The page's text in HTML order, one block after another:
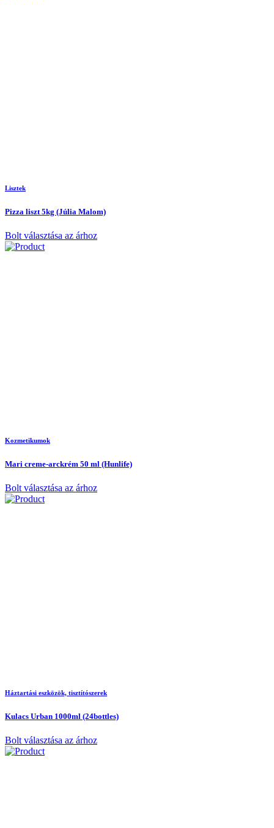
Lisztek
Pizza liszt 5kg (Júlia Malom)
Bolt választása az árhoz
Kozmetikumok
Mari creme-arckrém 50 ml (Hunlife)
Bolt választása az árhoz
Háztartási eszközök, tisztítószerek
Kulacs Urban 1000ml (24bottles)
Bolt választása az árhoz